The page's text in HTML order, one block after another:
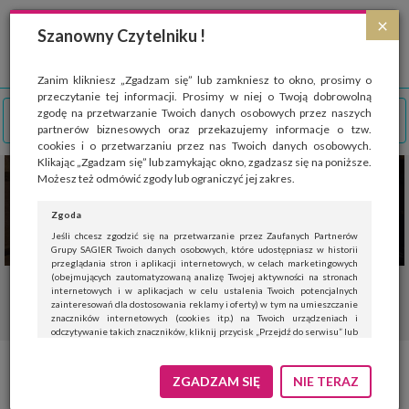
×
Szanowny Czytelniku !
Zanim klikniesz „Zgadzam się” lub zamkniesz to okno, prosimy o
przeczytanie tej informacji. Prosimy w niej o Twoją dobrowolną
zgodę na przetwarzanie Twoich danych osobowych przez naszych
partnerów biznesowych oraz przekazujemy informacje o tzw.
cookies i o przetwarzaniu przez nas Twoich danych osobowych.
Klikając „Zgadzam się” lub zamykając okno, zgadzasz się na poniższe.
Możesz też odmówić zgody lub ograniczyć jej zakres.
Zgoda
Jeśli chcesz zgodzić się na przetwarzanie przez Zaufanych Partnerów
Grupy SAGIER Twoich danych osobowych, które udostępniasz w historii
przeglądania stron i aplikacji internetowych, w celach marketingowych
(obejmujących zautomatyzowaną analizę Twojej aktywności na stronach
internetowych i w aplikacjach w celu ustalenia Twoich potencjalnych
zainteresowań dla dostosowania reklamy i oferty) w tym na umieszczanie
znaczników internetowych (cookies itp.) na Twoich urządzeniach i
odczytywanie takich znaczników, kliknij przycisk „Przejdź do serwisu” lub
Jeśli nie chcesz wyrazić zgody, kliknij „Nie teraz”.
Wyrażenie zgody jest dobrowolne. Możesz edytować zakres zgody, w tym
ZGADZAM SIĘ NIE TERAZ
Strona wykorzystuje pliki cookies, które służą głównie do celów statystycznych.
Wyrażając zgodę na używanie 'cookies', zezwalasz na zapisanie ich w pamięci
przeglądarki. Przejdź do
polityki cookies